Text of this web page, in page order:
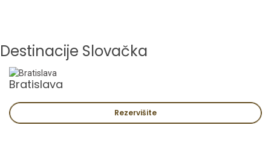
Destinacije Slovačka
Bratislava
Rezervišite